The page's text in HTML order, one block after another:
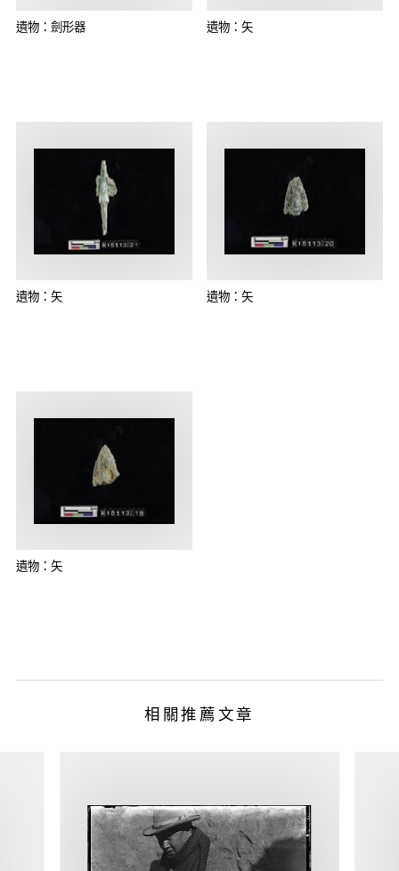
遺物：劍形器 遺物：矢
遺物：矢 遺物：矢
遺物：矢
相關推薦文章